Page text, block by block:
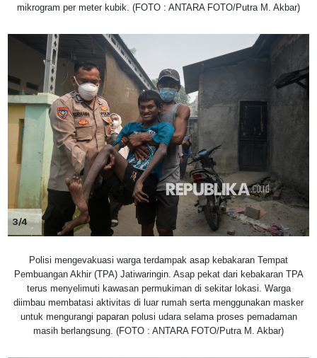
mikrogram per meter kubik. (FOTO : ANTARA FOTO/Putra M. Akbar)
3/4
Polisi mengevakuasi warga terdampak asap kebakaran Tempat
Pembuangan Akhir (TPA) Jatiwaringin. Asap pekat dari kebakaran TPA
terus menyelimuti kawasan permukiman di sekitar lokasi. Warga
diimbau membatasi aktivitas di luar rumah serta menggunakan masker
untuk mengurangi paparan polusi udara selama proses pemadaman
masih berlangsung. (FOTO : ANTARA FOTO/Putra M. Akbar)